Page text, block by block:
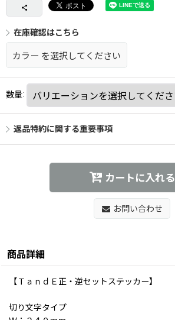
在庫確認はこちら
カラー を選択してください
数量:
返品特約に関する重要事項
カートに入れる
お問い合わせ
商品詳細
【ＴａｎｄＥ正・逆セットステッカー】
切り文字タイプ